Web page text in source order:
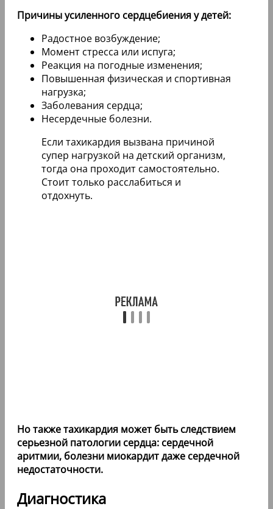
Причины усиленного сердцебиения у детей:
Радостное возбуждение;
Момент стресса или испуга;
Реакция на погодные изменения;
Повышенная физическая и спортивная
нагрузка;
Заболевания сердца;
Несердечные болезни.
Если тахикардия вызвана причиной
супер нагрузкой на детский организм,
тогда она проходит самостоятельно.
Стоит только расслабиться и
отдохнуть.
Но также тахикардия может быть следствием
серьезной патологии сердца: сердечной
аритмии, болезни миокардит даже сердечной
недостаточности.
Диагностика